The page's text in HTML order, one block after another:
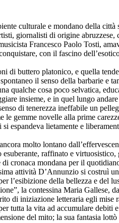
culturale e mondano della città
giornalisti di origine abruzzese,
Francesco Paolo Tosti,
con il fascino
buttero platonico, e quella
il senso della barbarie e
qualche cosa poco selvatica,
insieme, e in quel lungo
di tenerezza ineffabile un
gemme novelle alla prime
espandeva lietamente e
molto lontano
raffinato e
cronaca mondana per il
attività D’Annunzio si costruì
l’esibizione della bellezza e del
la contessina Maria Gallese,
di iniziazione letteraria egli mise
tutta la vita ad accumulare debiti
del mito; la sua fantasia